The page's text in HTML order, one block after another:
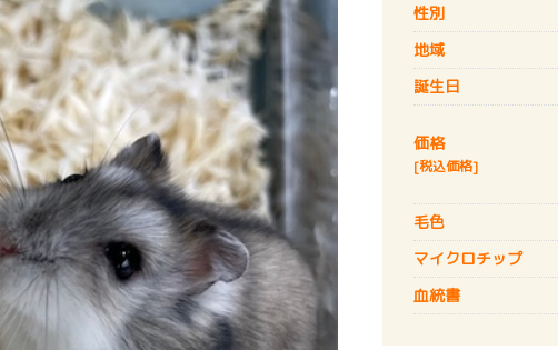
性別
地域
誕生日
価格
[税込価格]
毛色
マイクロチップ
血統書